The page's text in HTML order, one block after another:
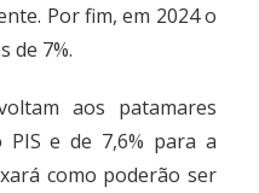
Por fim, em 2024 o
de 7%.
aos patamares
e de 7,6% para a
como poderão ser